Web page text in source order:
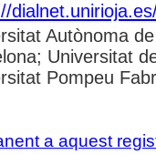
Autònoma
Universitat
Pompeu
a aquest